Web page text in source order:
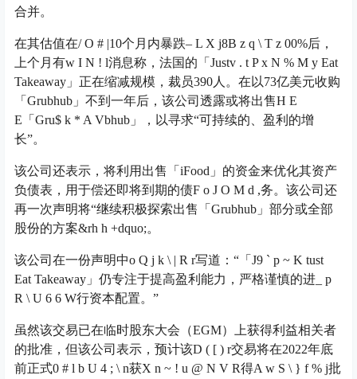
合并。
在其估值在/ O # |10个月内暴跌– L X j8B z q \ T z 00%后，
上个月有w I N ! l消息称，法国的「Justv . t P x N % M y Eat
Takeaway」正在缩减规模，裁员390人。在以73亿美元收购
「Grubhub」不到一年后，该公司透露或将出售H E
E 「Gru$ k * A Vbhub」，以寻求“可持续的、盈利的增
长”。
该公司还表示，将利用出售「iFood」的资金来优化其资产
负债表，用于偿还即将到期的债F o J O M d ,务。该公司还
再一次声明将“继续积极探索出售「Grubhub」部分或全部
股份的方案&rh h +dquo;。
该公司在一份声明中o Q j k \ | R r写道：“「J9 ` p ~ K tust
Eat Takeaway」仍专注于提高盈利能力，严格谨慎的进 _ p
R \ U 6 6 W行资本配置。”
虽然该交易已在临时股东大会（EGM）上获得利益相关者
的批准，但该公司表示，预计该D ( [ ) r交易将在2022年底
前正式0 # l b U 4 ; \ n获X n ~ ! u @ N V R得A w S \ } f % j批